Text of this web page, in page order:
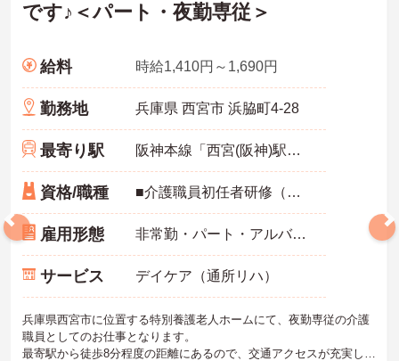
です♪＜パート・夜勤専従＞
給料 時給1,410円～1,690円
勤務地 兵庫県 西宮市 浜脇町4-28
最寄り駅 阪神本線「西宮(阪神)駅」徒歩8分
資格/職種 ■介護職員初任者研修（ヘルパー2級）以上：必須 ■経験：必須
雇用形態 非常勤・パート・アルバイト
サービス デイケア（通所リハ）
兵庫県西宮市に位置する特別養護老人ホームにて、夜勤専従の介護
職員としてのお仕事となります。
最寄駅から徒歩8分程度の距離にあるので、交通アクセスが充実して